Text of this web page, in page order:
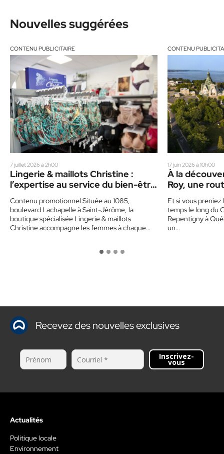
Nouvelles suggérées
CONTENU PUBLICITAIRE
7 juillet 2026 à 2h00
Lingerie & maillots Christine :
l’expertise au service du bien-être
Contenu promotionnel Située au 1085,
boulevard Lachapelle à Saint-Jérôme, la
boutique spécialisée Lingerie & maillots
Christine accompagne les femmes à chaque
CONTENU
17 juin 2026 à 10h00
À la
Roy, une
Et si vous
temps le long du
Repentigny à
un…
Recevez des nouvelles exclusives
Inscrivez-
vous
Actualités
Politique locale
Environnement